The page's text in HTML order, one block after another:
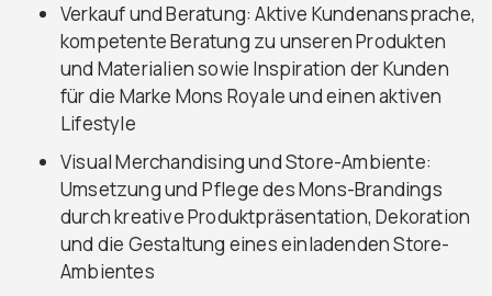
Verkauf und Beratung: Aktive Kundenansprache,
kompetente Beratung zu unseren Produkten
und Materialien sowie Inspiration der Kunden
für die Marke Mons Royale und einen aktiven
Lifestyle
Visual Merchandising und Store-Ambiente:
Umsetzung und Pflege des Mons-Brandings
durch kreative Produktpräsentation, Dekoration
und die Gestaltung eines einladenden Store-
Ambientes